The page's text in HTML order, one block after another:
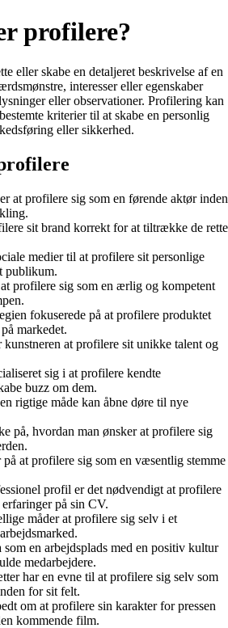
profilere?
eller skabe en detaljeret beskrivelse af en
interesser eller egenskaber
eller observationer. Profilering kan
kriterier til at skabe en personlig
eller sikkerhed.
at profilere sig som en førende aktør inden
sit brand korrekt for at tiltrække de rette
medier til at profilere sit personlige
publikum.
profilere sig som en ærlig og kompetent
fokuserede på at profilere produktet
markedet.
kunstneren at profilere sit unikke talent og
sig i at profilere kendte
buzz om dem.
rigtige måde kan åbne døre til nye
på, hvordan man ønsker at profilere sig
at profilere sig som en væsentlig stemme
profil er det nødvendigt at profilere
på sin CV.
måder at profilere sig selv i et
en arbejdsplads med en positiv kultur
medarbejdere.
har en evne til at profilere sig selv som
for sit felt.
om at profilere sin karakter for pressen
kommende film.